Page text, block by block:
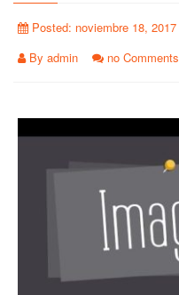
Posted: noviembre 18, 2017
By admin no Comments